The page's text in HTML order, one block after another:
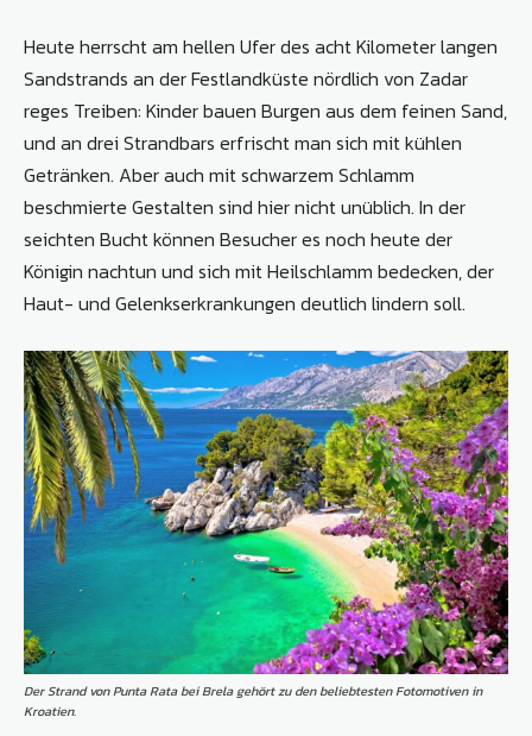
Heute herrscht am hellen Ufer des acht Kilometer langen
Sandstrands an der Festlandküste nördlich von Zadar
reges Treiben: Kinder bauen Burgen aus dem feinen Sand,
und an drei Strandbars erfrischt man sich mit kühlen
Getränken. Aber auch mit schwarzem Schlamm
beschmierte Gestalten sind hier nicht unüblich. In der
seichten Bucht können Besucher es noch heute der
Königin nachtun und sich mit Heilschlamm bedecken, der
Haut- und Gelenkserkrankungen deutlich lindern soll.
Der Strand von Punta Rata bei Brela gehört zu den beliebtesten Fotomotiven in
Kroatien.